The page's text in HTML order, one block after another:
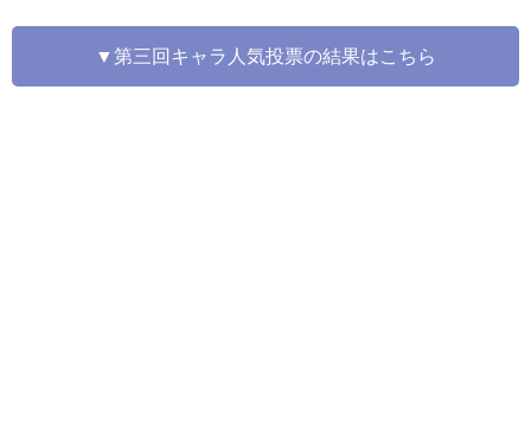
▼第三回キャラ人気投票の結果はこちら